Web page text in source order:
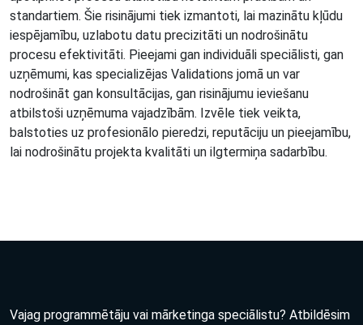
standartiem. Šie risinājumi tiek izmantoti, lai mazinātu kļūdu
iespējamību, uzlabotu datu precizitāti un nodrošinātu
procesu efektivitāti. Pieejami gan individuāli speciālisti, gan
uzņēmumi, kas specializējas Validations jomā un var
nodrošināt gan konsultācijas, gan risinājumu ieviešanu
atbilstoši uzņēmuma vajadzībām. Izvēle tiek veikta,
balstoties uz profesionālo pieredzi, reputāciju un pieejamību,
lai nodrošinātu projekta kvalitāti un ilgtermiņa sadarbību.
Vajag programmētāju vai mārketinga speciālistu? Atbildēsim